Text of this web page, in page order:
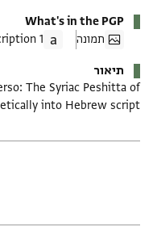
What's in the PGP
תמונה
1 Transcription
תיאור
The Syriac Peshitta of
into Hebrew script.